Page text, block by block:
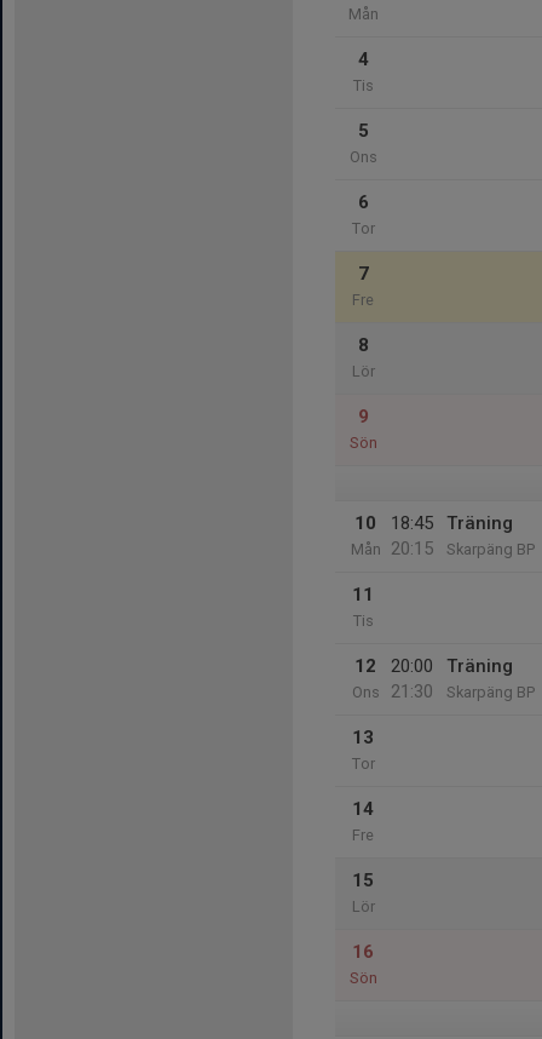
Mån
4
Tis
5
Ons
6
Tor
7
Fre
8
Lör
9
Sön
10
Mån
18:45
20:15
Träning
Skarpäng BP
11
Tis
12
Ons
20:00
21:30
Träning
Skarpäng BP
13
Tor
14
Fre
15
Lör
16
Sön